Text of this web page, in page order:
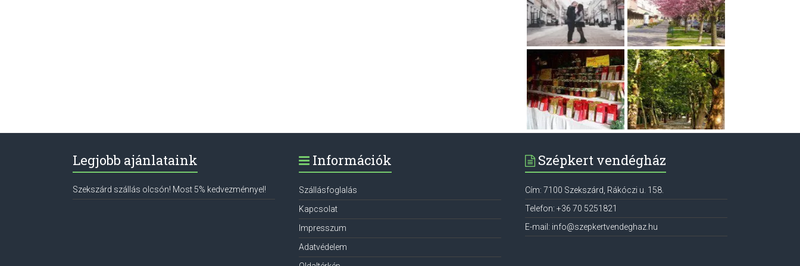
Legjobb ajánlataink
Szekszárd szállás olcsón! Most 5% kedvezménnyel!
Információk
Szállásfoglalás
Kapcsolat
Impresszum
Adatvédelem
Szépkert vendégház
Cím: 7100 Szekszárd Rákóczi u. 158.
Telefon:+36 70 5251821
E-mail: info@szepkertvendeghaz.hu